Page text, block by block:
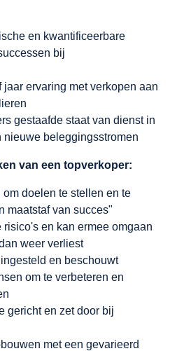
en kwantificeerbare
bij
ervaring met verkopen aan
gestaafde staat van dienst in
nieuwe beleggingsstromen
van een topverkoper:
doelen te stellen en te
maatstaf van succes"
en kan ermee omgaan
weer verliest
en beschouwt
om te verbeteren en
gericht en zet door bij
met een gevarieerd